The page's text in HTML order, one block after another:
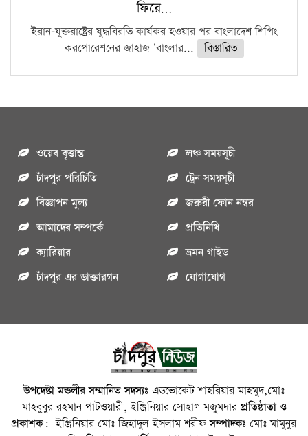
ফিরে…
ইরান-যুক্তরাষ্ট্রের যুদ্ধবিরতি কার্যকর হওয়ার পর বাংলাদেশ শিপিং
করপোরেশনের জাহাজ ‘বাংলার...
বিস্তারিত
ওয়েব বৃত্তান্ত
চাঁদপুর পরিচিতি
বিজ্ঞাপন মুল্য
আমাদের সম্পর্কে
ক্যারিয়ার
চাঁদপুর এর ডাক্তারগন
লঞ্চ সময়সূচী
ট্রেন সময়সূচী
জরুরী ফোন নম্বর
প্রতিনিধি
ভ্রমন গাইড
যোগাযোগ
উপদেষ্টা মন্ডলীর সম্মানিত সদস্যঃ এডভোকেট শাহরিয়ার মাহমুদ,মোঃ
মাহবুবুর রহমান পাটওয়ারী, ইঞ্জিনিয়ার সোহাগ মজুমদারপ্রতিষ্ঠাতা ও
প্রকাশক: ইঞ্জিনিয়ার মোঃ জিহাদুল ইসলাম শরীফসম্পাদকঃ মোঃ মামুনুর